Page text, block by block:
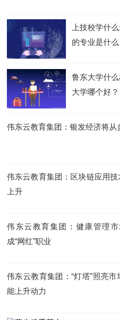
上技校学什
的专业是什么
鲁东大学什
大学哪个好？
伟东云教育集团：银发经济将
伟东云教育集团：区块链应用
上升
伟东云教育集团：健康管理
成“网红”职业
伟东云教育集团：“灯塔”照亮
能上升动力